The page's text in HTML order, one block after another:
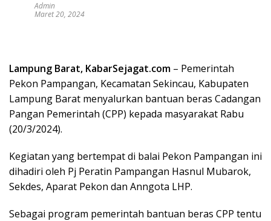
Admin
Maret 20, 2024
Lampung Barat, KabarSejagat.com – Pemerintah
Pekon Pampangan, Kecamatan Sekincau, Kabupaten
Lampung Barat menyalurkan bantuan beras Cadangan
Pangan Pemerintah (CPP) kepada masyarakat Rabu
(20/3/2024).
Kegiatan yang bertempat di balai Pekon Pampangan ini
dihadiri oleh Pj Peratin Pampangan Hasnul Mubarok,
Sekdes, Aparat Pekon dan Anngota LHP.
Sebagai program pemerintah bantuan beras CPP tentu